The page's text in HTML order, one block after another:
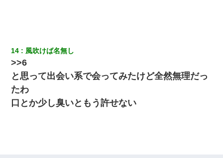
旦那の元嫁「離婚したとはいえ、私が本来の妻。許可なく結婚す
るなんてどういう神経してるの？離婚届を記入して持って来い」
→笑いが止まらなくなり・・・
200万を貸したコウトから、追加で400万の申し込み、私「無理。
義弟より娘たちが大事」旦那「娘たちが成人したら別れよう」私
14 風吹けば名無し
>>6
と思って出会い系で会ってみたけど全然無理だっ
たわ
口とか少し臭いともう許せない